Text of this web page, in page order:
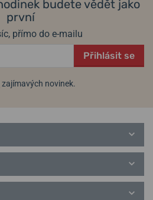
budete vědět jako
první
přímo do e-mailu
Přihlásit se
zajímavých novinek.